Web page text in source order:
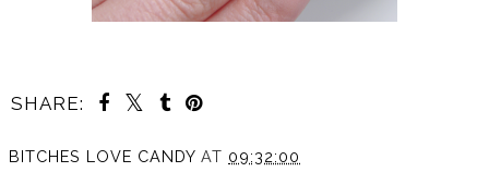
SHARE:
BITCHES LOVE CANDY AT 09:32:00